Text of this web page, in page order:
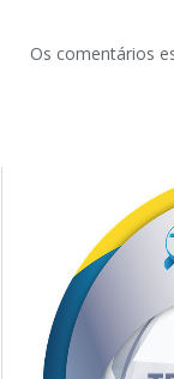
Os comentários